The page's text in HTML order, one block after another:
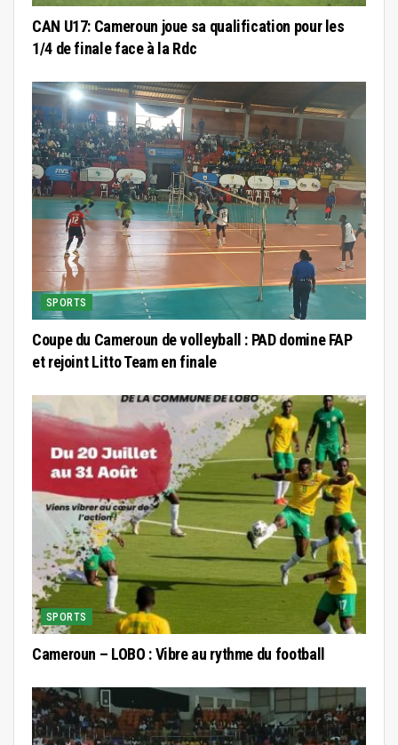
CAN U17: Cameroun joue sa qualification pour les
1/4 de finale face à la Rdc
SPORTS
Coupe du Cameroun de volleyball : PAD domine FAP
et rejoint Litto Team en finale
SPORTS
Cameroun – LOBO : Vibre au rythme du football